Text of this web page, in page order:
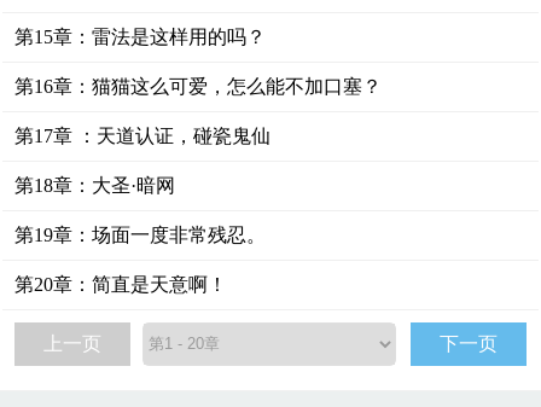
第15章：雷法是这样用的吗？
第16章：猫猫这么可爱，怎么能不加口塞？
第17章 ：天道认证，碰瓷鬼仙
第18章：大圣·暗网
第19章：场面一度非常残忍。
第20章：简直是天意啊！
上一页 下一页